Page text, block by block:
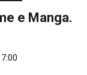
e Manga.